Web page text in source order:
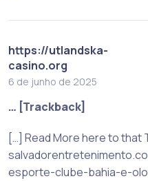
https://utlandska-
casino.org
6 de junho de 2025
… [Trackback]
[…] Read More here to that
esporte-clube-bahia-e-